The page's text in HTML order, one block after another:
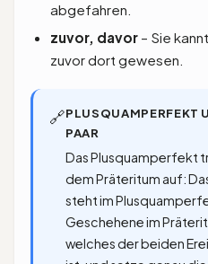
abgefahren.
zuvor, davor – Sie
zuvor dort gewesen.
🔗PLUSQUAMPERFEKT
PAAR
Das Plusquamperfekt
dem Präteritum auf:
steht im
Geschehene im
welches der beiden